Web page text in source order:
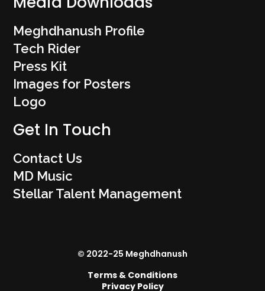
Meghdhanush Profile
Tech Rider
Press Kit
Images for Posters
Logo
Get In Touch
Contact Us
MD Music
Stellar Talent Management
© 2022-25 Meghdhanush
Terms & Conditions
Privacy Policy